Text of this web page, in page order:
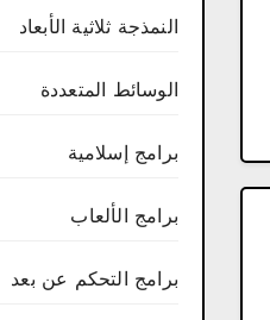
النمذجة ثلاثية الأبعاد
الوسائط المتعددة
برامج إسلامية
برامج الألعاب
برامج التحكم عن بعد